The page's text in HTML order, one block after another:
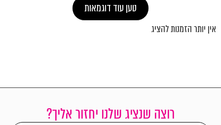
טען עוד דוגמאות
אין יותר הזמנות להציג
רוצה שנציג שלנו יחזור אליך?